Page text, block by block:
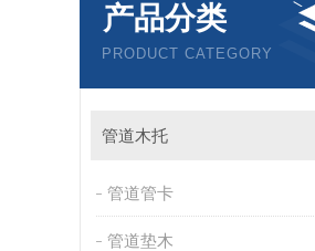
产品分类
PRODUCT CATEGORY
管道木托
管道管卡
管道垫木